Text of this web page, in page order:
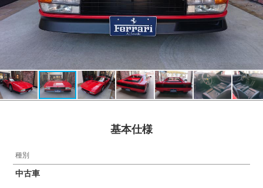
基本仕様
種別
中古車